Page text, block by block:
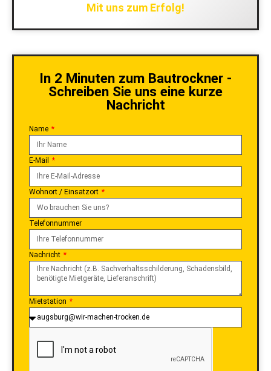
Mit uns zum Erfolg!
In 2 Minuten zum Bautrockner -
Schreiben Sie uns eine kurze
Nachricht
Name
E-Mail
Wohnort / Einsatzort
Telefonnummer
Nachricht
Mietstation